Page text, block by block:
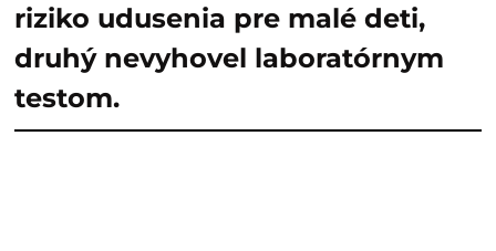
riziko udusenia pre malé deti,
druhý nevyhovel laboratórnym
testom.